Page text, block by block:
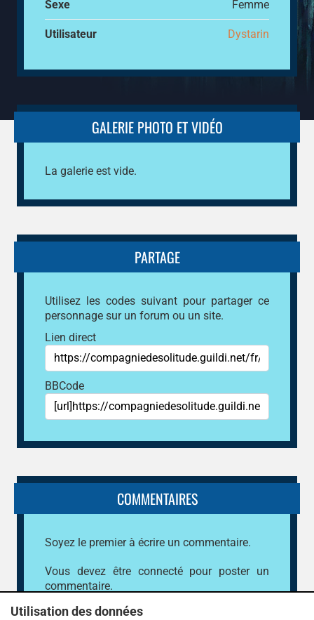
Sexe Femme
Utilisateur Dystarin
GALERIE PHOTO ET VIDÉO
La galerie est vide.
PARTAGE
Utilisez les codes suivant pour partager ce
personnage sur un forum ou un site.
Lien direct
BBCode
COMMENTAIRES
Soyez le premier à écrire un commentaire.
Vous devez être connecté pour poster un
commentaire.
Utilisation des données